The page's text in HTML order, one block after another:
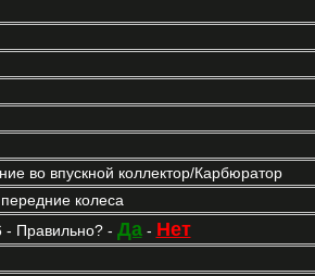
во впускной коллектор/Карбюратор
колеса
- Правильно? - Да- Нет